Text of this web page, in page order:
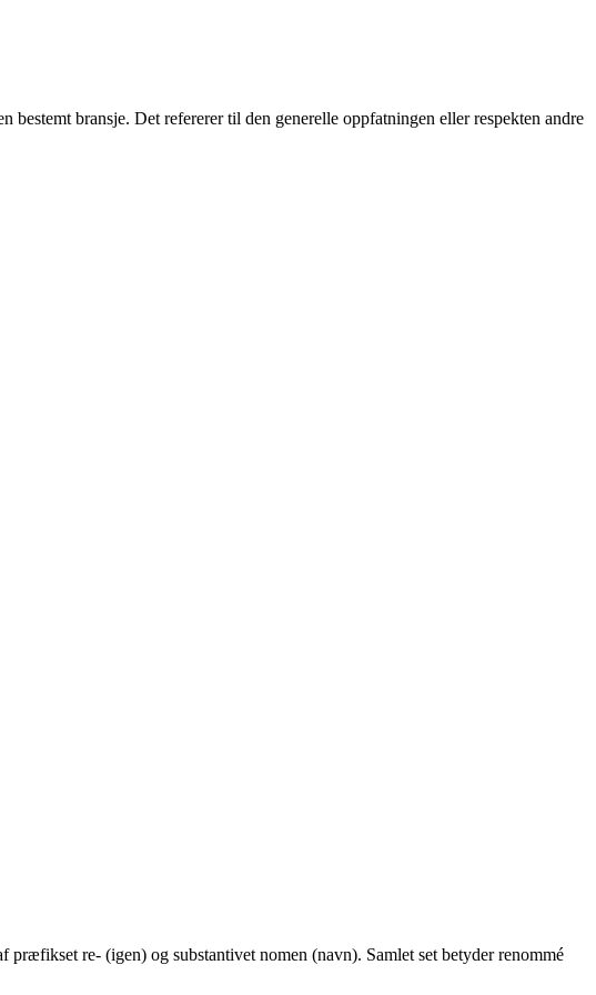
bransje. Det refererer til den generelle oppfatningen eller respekten andre
præfikset re- (igen) og substantivet nomen (navn). Samlet set betyder renommé